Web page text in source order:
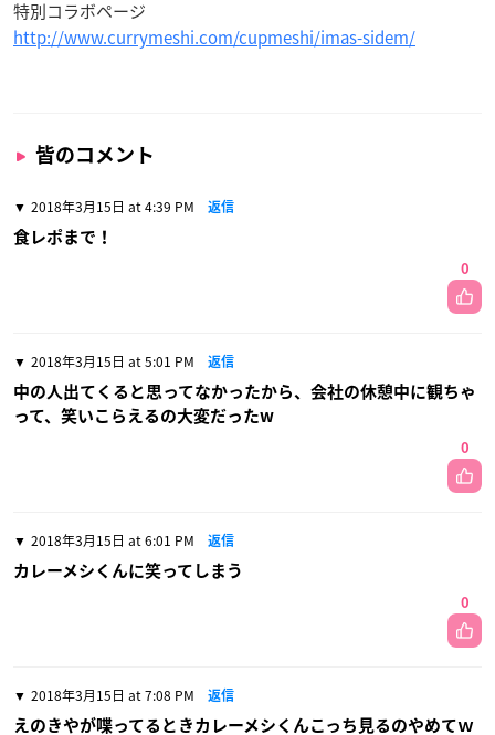
特別コラボページ
http://www.currymeshi.com/cupmeshi/imas-sidem/
皆のコメント
2018年3月15日 at 4:39 PM 返信
食レポまで！
0
2018年3月15日 at 5:01 PM 返信
中の人出てくると思ってなかったから、会社の休憩中に観ちゃ
って、笑いこらえるの大変だったw
0
2018年3月15日 at 6:01 PM 返信
カレーメシくんに笑ってしまう
0
2018年3月15日 at 7:08 PM 返信
えのきやが喋ってるときカレーメシくんこっち見るのやめてｗ